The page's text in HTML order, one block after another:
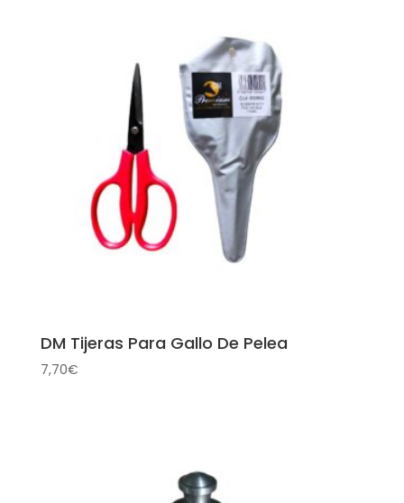
5,50€
DM Tijeras Para Gallo De Pelea
7,70€